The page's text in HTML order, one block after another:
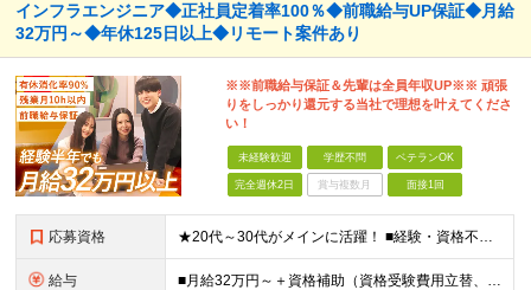
インフラエンジニア◆正社員定着率100％◆前職給与UP保証◆月給
32万円～◆年休125日以上◆リモート案件あり
※※前職給与保証＆先輩は全員年収UP※※ 頑張
りをしっかり還元する当社で理想を叶えてくださ
い！
未経験歓迎 学歴不問 ベテランOK
完全週休2日 賞与複数月 面接1回
応募資格 ★20代～30代がメインに活躍！ ■経験・資格不問 ■学歴不問 ━━━━━……‥ 当社では何よりもコミュニケーション力を 重視した採用を行っています！
給与 ■月給32万円～＋資格補助（資格受験費用立替、書籍代立替）＋リファラル手当（経験者10万円/未経験者6万円） ※給与は経験・スキルに応じて決定します ※上記給与額には固定残業代（20時間分/39,68